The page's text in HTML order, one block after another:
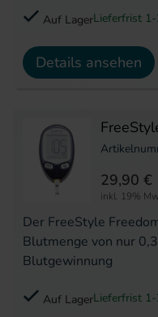
Auf LagerLieferfrist
Details ansehen
Der FreeStyle
Blutmenge von nur
Blutgewinnung
29,90 €
inkl. 19%
Auf LagerLieferfrist